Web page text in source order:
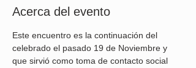
Acerca del evento
Este encuentro es la continuación del
celebrado el pasado 19 de Noviembre y
que sirvió como toma de contacto social